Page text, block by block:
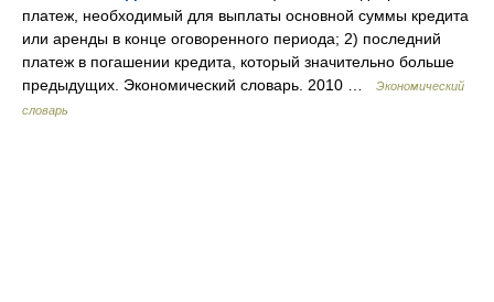
платеж, необходимый для выплаты основной суммы кредита
или аренды в конце оговоренного периода; 2) последний
платеж в погашении кредита, который значительно больше
предыдущих. Экономический словарь. 2010 …
Экономический
словарь